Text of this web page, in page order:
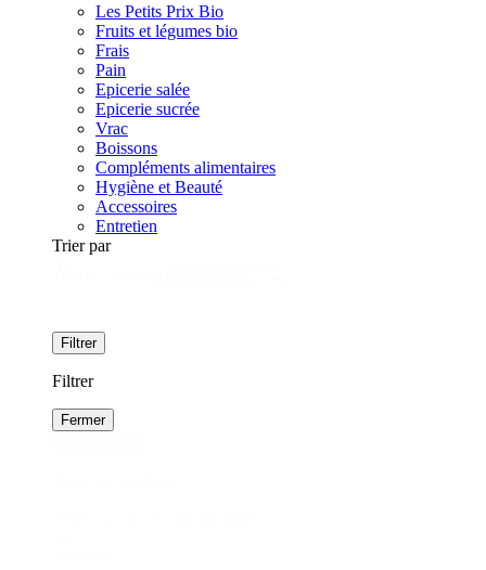
Les Petits Prix Bio
Fruits et légumes bio
Frais
Pain
Epicerie salée
Epicerie sucrée
Vrac
Boissons
Compléments alimentaires
Hygiène et Beauté
Accessoires
Entretien
Trier par
Filtrer
Filtrer
Fermer